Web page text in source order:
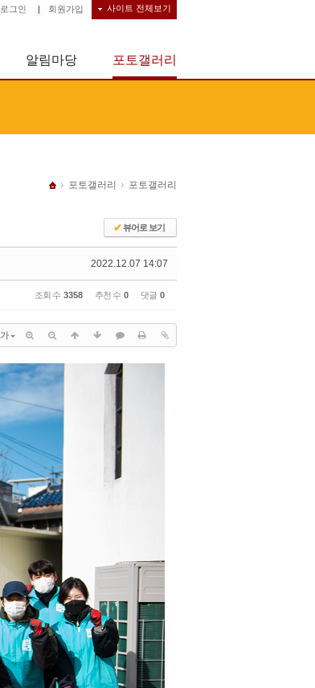
사이트 전체보기
로그인 | 회원가입
알림마당 포토갤러리
포토갤러리 포토갤러리
✔뷰어로 보기
2022.12.07 14:07
조회 수 3358 추천 수 0 댓글 0
가